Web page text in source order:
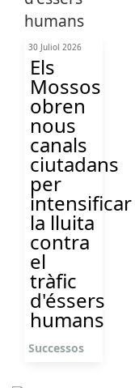
30 Juliol 2026
Els
Mossos
obren
nous
canals
ciutadans
per
intensificar
la lluita
contra
el
tràfic
d'éssers
humans
Successos